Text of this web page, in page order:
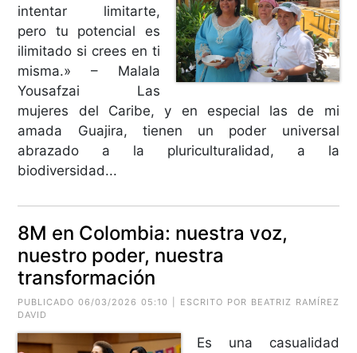
intentar limitarte,
pero tu potencial es
ilimitado si crees en ti
misma.» – Malala
Yousafzai Las
mujeres del Caribe, y en especial las de mi
amada Guajira, tienen un poder universal
abrazado a la pluriculturalidad, a la
biodiversidad...
8M en Colombia: nuestra voz,
nuestro poder, nuestra
transformación
PUBLICADO 06/03/2026 05:10 | ESCRITO POR BEATRIZ RAMÍREZ
DAVID
Es una casualidad